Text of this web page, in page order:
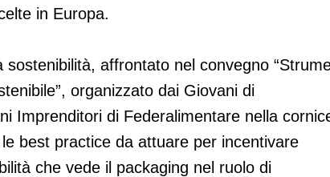
in Europa.
affrontato nel convegno
organizzato dai Giovani di
Imprenditori di Federalimentare nella
best practice da attuare per incentivare
che vede il packaging nel ruolo di